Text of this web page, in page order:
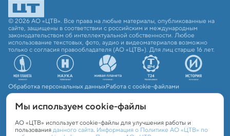
© 2026 АО «ЦТВ». Все права на любые материалы, опубликованные на
сайте, защищены в соответствии с российским и международным
законодательством об интеллектуальной собственности. Любое
использование текстовых, фото, аудио и видеоматериалов возможно
только с согласия правообладателя (АО «ЦТВ»). Для лиц старше 16 лет.
Обработка персональных данныхРабота с cookie-файлами
Мы используем сookie-файлы
АО «ЦТВ» использует cookie-файлы для улучшения работы и
пользованияданного сайта. Информация о Политике АО «ЦТВ» по